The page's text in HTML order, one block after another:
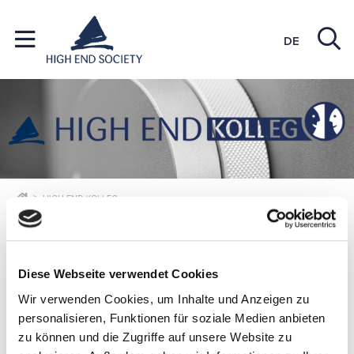
Diese Webseite verwendet Cookies
Wir verwenden Cookies, um Inhalte und Anzeigen zu
personalisieren, Funktionen für soziale Medien anbieten
zu können und die Zugriffe auf unsere Website zu
DE
HIGH END KOLLEG